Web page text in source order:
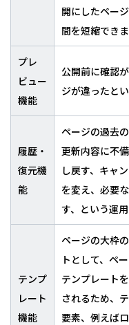
開にしたペー
間を短縮できま
プレ
ビュー
機能
公開前に確認
ジが違ったと
履歴・
復元機
能
ページの過去
更新内容に不
し戻す、キャ
を変え、必要
す、という運用
テンプ
レート
機能
ページの大枠
トとして、ペ
テンプレート
されるため、
要素、例えば